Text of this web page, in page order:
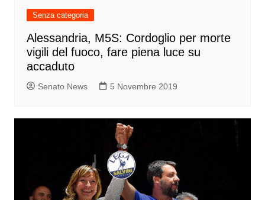
Senza categoria
Alessandria, M5S: Cordoglio per morte
vigili del fuoco, fare piena luce su
accaduto
Senato News 5 Novembre 2019